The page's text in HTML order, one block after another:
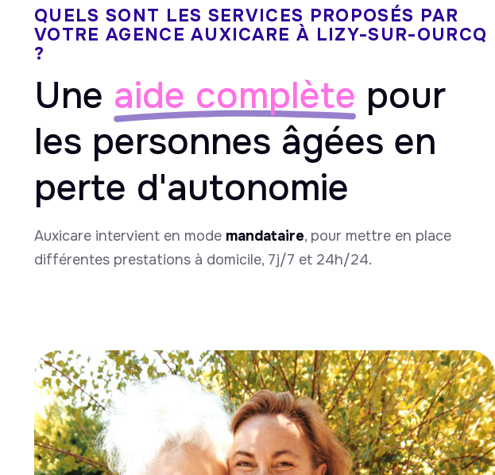
QUELS SONT LES SERVICES PROPOSÉS PAR
VOTRE AGENCE AUXICARE À LIZY-SUR-OURCQ
?
Une aide complète pour
les personnes âgées en
perte d'autonomie
Auxicare intervient en mode mandataire, pour mettre en place
différentes prestations à domicile, 7j/7 et 24h/24.